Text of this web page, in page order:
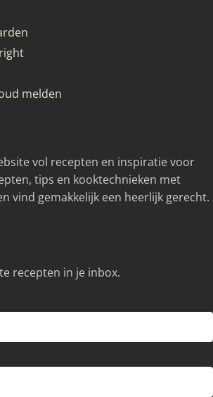
melden
vol recepten en inspiratie voor
tips en kooktechnieken met
vind gemakkelijk een heerlijk gerecht.
recepten in je inbox.